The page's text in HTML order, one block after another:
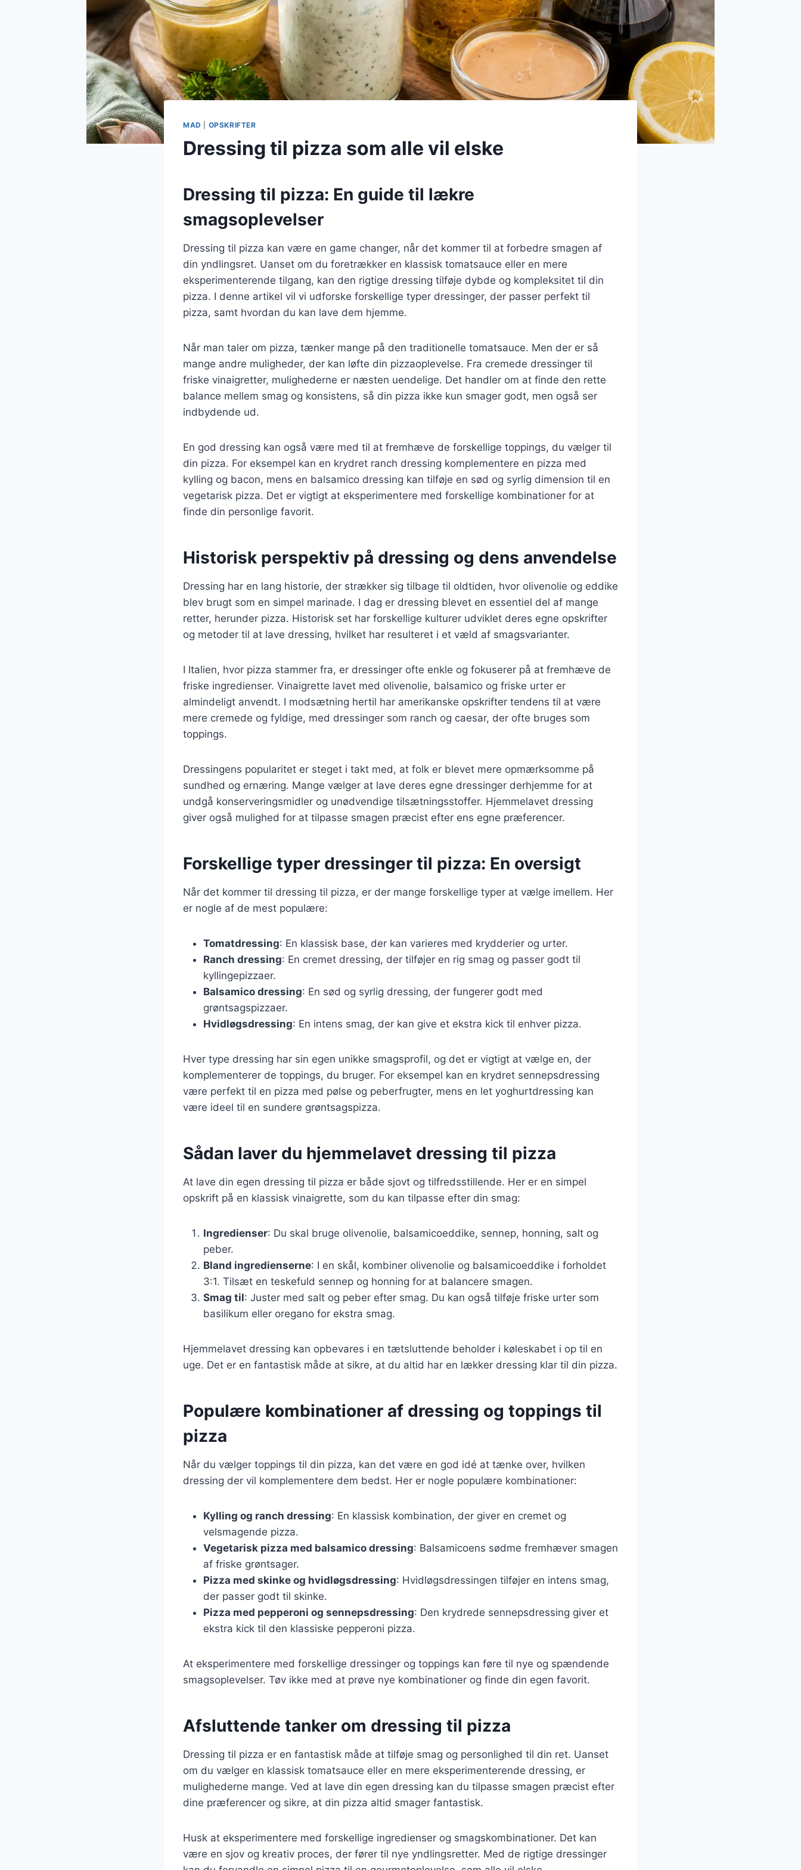
MAD OPSKRIFTER
Dressing til pizza som alle vil elske
Dressing til pizza: En guide til lækre
smagsoplevelser
Dressing til pizza kan være en game changer, når det kommer til at forbedre smagen af
din yndlingsret. Uanset om du foretrækker en klassisk tomatsauce eller en mere
eksperimenterende tilgang, kan den rigtige dressing tilføje dybde og kompleksitet til din
pizza. I denne artikel vil vi udforske forskellige typer dressinger, der passer perfekt til
pizza, samt hvordan du kan lave dem hjemme.
Når man taler om pizza, tænker mange på den traditionelle tomatsauce. Men der er så
mange andre muligheder, der kan løfte din pizzaoplevelse. Fra cremede dressinger til
friske vinaigretter, mulighederne er næsten uendelige. Det handler om at finde den rette
balance mellem smag og konsistens, så din pizza ikke kun smager godt, men også ser
indbydende ud.
En god dressing kan også være med til at fremhæve de forskellige toppings, du vælger til
din pizza. For eksempel kan en krydret ranch dressing komplementere en pizza med
kylling og bacon, mens en balsamico dressing kan tilføje en sød og syrlig dimension til en
vegetarisk pizza. Det er vigtigt at eksperimentere med forskellige kombinationer for at
finde din personlige favorit.
Historisk perspektiv på dressing og dens anvendelse
Dressing har en lang historie, der strækker sig tilbage til oldtiden, hvor olivenolie og eddike
blev brugt som en simpel marinade. I dag er dressing blevet en essentiel del af mange
retter, herunder pizza. Historisk set har forskellige kulturer udviklet deres egne opskrifter
og metoder til at lave dressing, hvilket har resulteret i et væld af smagsvarianter.
I Italien, hvor pizza stammer fra, er dressinger ofte enkle og fokuserer på at fremhæve de
friske ingredienser. Vinaigrette lavet med olivenolie, balsamico og friske urter er
almindeligt anvendt. I modsætning hertil har amerikanske opskrifter tendens til at være
mere cremede og fyldige, med dressinger som ranch og caesar, der ofte bruges som
toppings.
Dressingens popularitet er steget i takt med, at folk er blevet mere opmærksomme på
sundhed og ernæring. Mange vælger at lave deres egne dressinger derhjemme for at
undgå konserveringsmidler og unødvendige tilsætningsstoffer. Hjemmelavet dressing
giver også mulighed for at tilpasse smagen præcist efter ens egne præferencer.
Forskellige typer dressinger til pizza: En oversigt
Når det kommer til dressing til pizza, er der mange forskellige typer at vælge imellem. Her
er nogle af de mest populære:
Tomatdressing: En klassisk base, der kan varieres med krydderier og urter.
Ranch dressing: En cremet dressing, der tilføjer en rig smag og passer godt til
kyllingepizzaer.
Balsamico dressing: En sød og syrlig dressing, der fungerer godt med
grøntsagspizzaer.
Hvidløgsdressing: En intens smag, der kan give et ekstra kick til enhver pizza.
Hver type dressing har sin egen unikke smagsprofil, og det er vigtigt at vælge en, der
komplementerer de toppings, du bruger. For eksempel kan en krydret sennepsdressing
være perfekt til en pizza med pølse og peberfrugter, mens en let yoghurtdressing kan
være ideel til en sundere grøntsagspizza.
Sådan laver du hjemmelavet dressing til pizza
At lave din egen dressing til pizza er både sjovt og tilfredsstillende. Her er en simpel
opskrift på en klassisk vinaigrette, som du kan tilpasse efter din smag:
Ingredienser: Du skal bruge olivenolie, balsamicoeddike, sennep, honning, salt og
peber.
Bland ingredienserne: I en skål, kombiner olivenolie og balsamicoeddike i forholdet
3:1. Tilsæt en teskefuld sennep og honning for at balancere smagen.
Smag til: Juster med salt og peber efter smag. Du kan også tilføje friske urter som
basilikum eller oregano for ekstra smag.
Hjemmelavet dressing kan opbevares i en tætsluttende beholder i køleskabet i op til en
uge. Det er en fantastisk måde at sikre, at du altid har en lækker dressing klar til din pizza.
Populære kombinationer af dressing og toppings til
pizza
Når du vælger toppings til din pizza, kan det være en god idé at tænke over, hvilken
dressing der vil komplementere dem bedst. Her er nogle populære kombinationer:
Kylling og ranch dressing: En klassisk kombination, der giver en cremet og
velsmagende pizza.
Vegetarisk pizza med balsamico dressing: Balsamicoens sødme fremhæver smagen
af friske grøntsager.
Pizza med skinke og hvidløgsdressing: Hvidløgsdressingen tilføjer en intens smag,
der passer godt til skinke.
Pizza med pepperoni og sennepsdressing: Den krydrede sennepsdressing giver et
ekstra kick til den klassiske pepperoni pizza.
At eksperimentere med forskellige dressinger og toppings kan føre til nye og spændende
smagsoplevelser. Tøv ikke med at prøve nye kombinationer og finde din egen favorit.
Afsluttende tanker om dressing til pizza
Dressing til pizza er en fantastisk måde at tilføje smag og personlighed til din ret. Uanset
om du vælger en klassisk tomatsauce eller en mere eksperimenterende dressing, er
mulighederne mange. Ved at lave din egen dressing kan du tilpasse smagen præcist efter
dine præferencer og sikre, at din pizza altid smager fantastisk.
Husk at eksperimentere med forskellige ingredienser og smagskombinationer. Det kan
være en sjov og kreativ proces, der fører til nye yndlingsretter. Med de rigtige dressinger